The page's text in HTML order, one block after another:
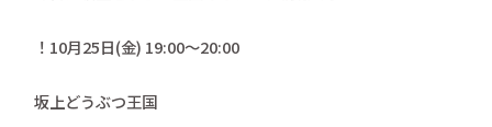
プライバシーポリシー
！10月25日(金) 19:00～20:00
坂上どうぶつ王国